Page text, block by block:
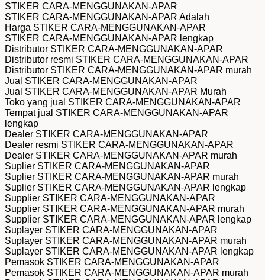
STIKER CARA-MENGGUNAKAN-APAR
STIKER CARA-MENGGUNAKAN-APAR Adalah
Harga STIKER CARA-MENGGUNAKAN-APAR
STIKER CARA-MENGGUNAKAN-APAR lengkap
Distributor STIKER CARA-MENGGUNAKAN-APAR
Distributor resmi STIKER CARA-MENGGUNAKAN-APAR
Distributor STIKER CARA-MENGGUNAKAN-APAR murah
Jual STIKER CARA-MENGGUNAKAN-APAR
Jual STIKER CARA-MENGGUNAKAN-APAR Murah
Toko yang jual STIKER CARA-MENGGUNAKAN-APAR
Tempat jual STIKER CARA-MENGGUNAKAN-APAR
lengkap
Dealer STIKER CARA-MENGGUNAKAN-APAR
Dealer resmi STIKER CARA-MENGGUNAKAN-APAR
Dealer STIKER CARA-MENGGUNAKAN-APAR murah
Suplier STIKER CARA-MENGGUNAKAN-APAR
Suplier STIKER CARA-MENGGUNAKAN-APAR murah
Suplier STIKER CARA-MENGGUNAKAN-APAR lengkap
Supplier STIKER CARA-MENGGUNAKAN-APAR
Supplier STIKER CARA-MENGGUNAKAN-APAR murah
Supplier STIKER CARA-MENGGUNAKAN-APAR lengkap
Suplayer STIKER CARA-MENGGUNAKAN-APAR
Suplayer STIKER CARA-MENGGUNAKAN-APAR murah
Suplayer STIKER CARA-MENGGUNAKAN-APAR lengkap
Pemasok STIKER CARA-MENGGUNAKAN-APAR
Pemasok STIKER CARA-MENGGUNAKAN-APAR murah